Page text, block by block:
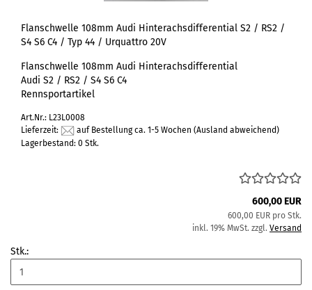
Flanschwelle 108mm Audi Hinterachsdifferential S2 / RS2 /
S4 S6 C4 / Typ 44 / Urquattro 20V
Flanschwelle 108mm Audi Hinterachsdifferential
Audi S2 / RS2 / S4 S6 C4
Rennsportartikel
Art.Nr.: L23L0008
Lieferzeit:
auf Bestellung ca. 1-5 Wochen (Ausland abweichend)
Lagerbestand: 0 Stk.
600,00 EUR
600,00 EUR pro Stk.
inkl. 19% MwSt. zzgl. Versand
Stk.: